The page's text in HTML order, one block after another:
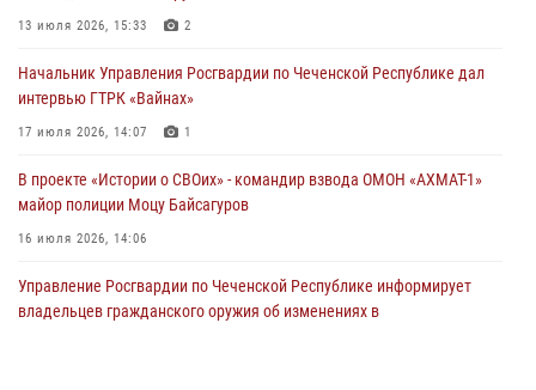
Начальник Управления Росгвардии по Чеченской Республике дал
17 июля 2026, 14:07
13 июля 2026, 15:33 2
Начальник Управления Росгвардии по Чеченской Республике дал
интервью ГТРК «Вайнах»
17 июля 2026, 14:07 1
В проекте «Истории о СВОих» - командир взвода ОМОН «АХМАТ-1»
майор полиции Моцу Байсагуров
16 июля 2026, 14:06
Управление Росгвардии по Чеченской Республике информирует
владельцев гражданского оружия об изменениях в